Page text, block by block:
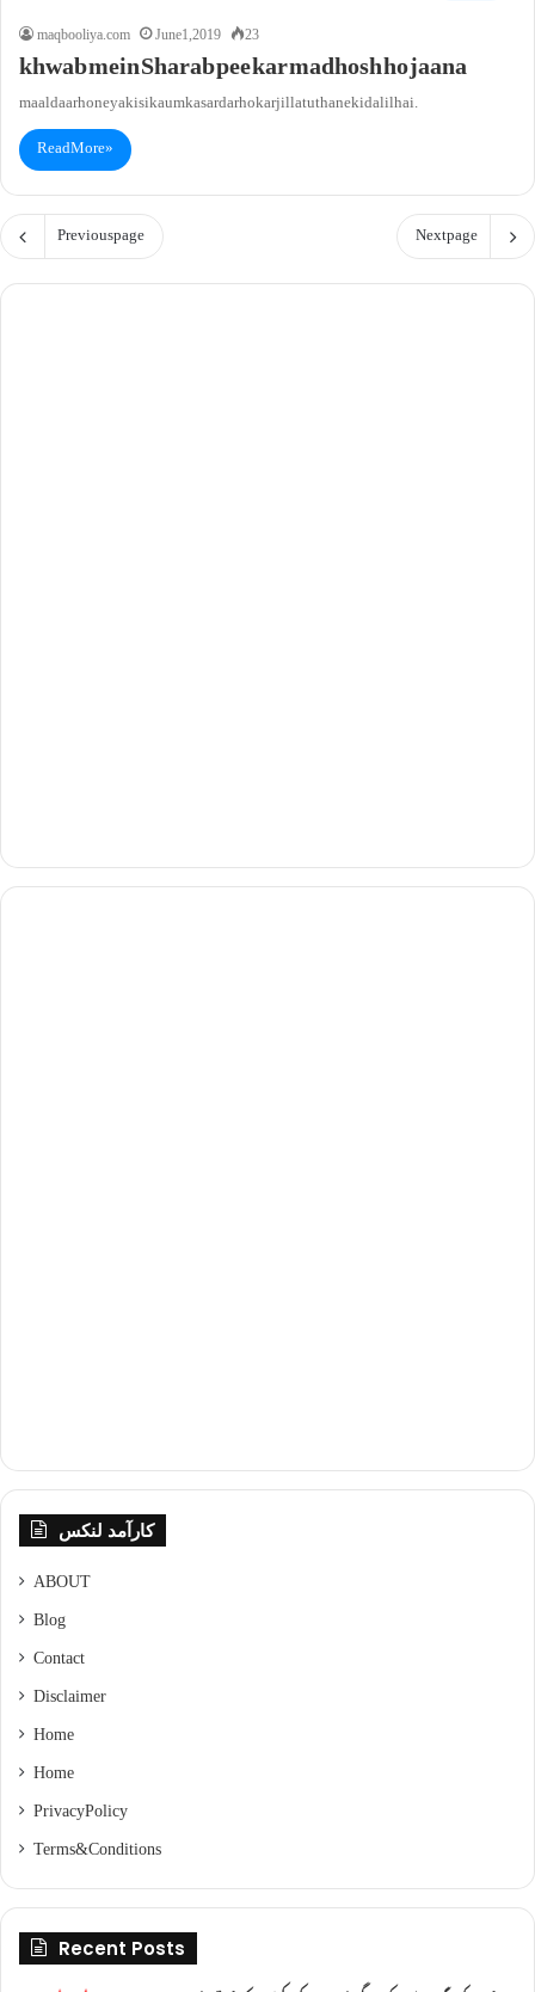
maqbooliya.com
June 1, 2019 23
khwab mein Sharab pee kar madhosh ho jaana
maaldaar honeya kisi kaum ka sardar hokar jillat uthane ki dalil hai.
Read More »
Previous page Next page
کارآمد لنکس
ABOUT
Blog
Contact
Disclaimer
Home
Home
Privacy Policy
Terms & Conditions
Recent Posts